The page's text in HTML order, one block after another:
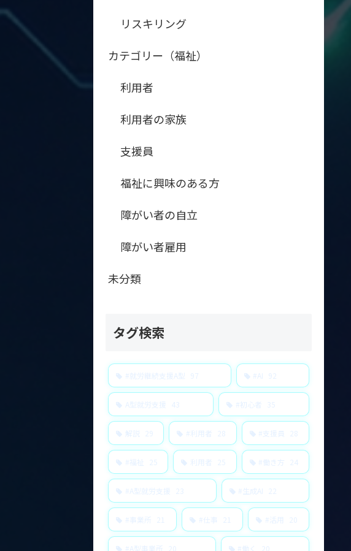
リスキリング
カテゴリー（福祉）
利用者
利用者の家族
支援員
福祉に興味のある方
障がい者の自立
障がい者雇用
未分類
タグ検索
#就労継続支援A型 97 #AI 92
A型就労支援 43 #初心者 35
解説 29 #利用者 28 #支援員 28
#福祉 25 利用者 25 #働き方 24
#A型就労支援 23 #生成AI 22
#事業所 21 #仕事 21 #活用 20
#A型事業所 20 #働く 20